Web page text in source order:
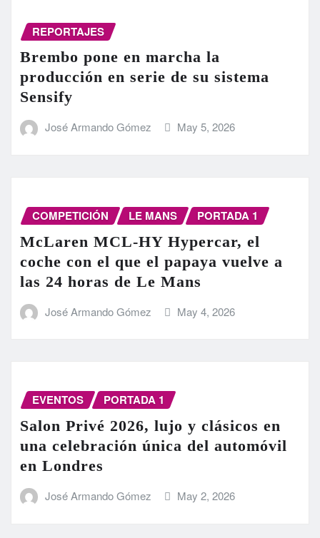
REPORTAJES
Brembo pone en marcha la
producción en serie de su sistema
Sensify
José Armando Gómez May 5, 2026
COMPETICIÓN LE MANS PORTADA 1
McLaren MCL-HY Hypercar, el
coche con el que el papaya vuelve a
las 24 horas de Le Mans
José Armando Gómez May 4, 2026
EVENTOS PORTADA 1
Salon Privé 2026, lujo y clásicos en
una celebración única del automóvil
en Londres
José Armando Gómez May 2, 2026